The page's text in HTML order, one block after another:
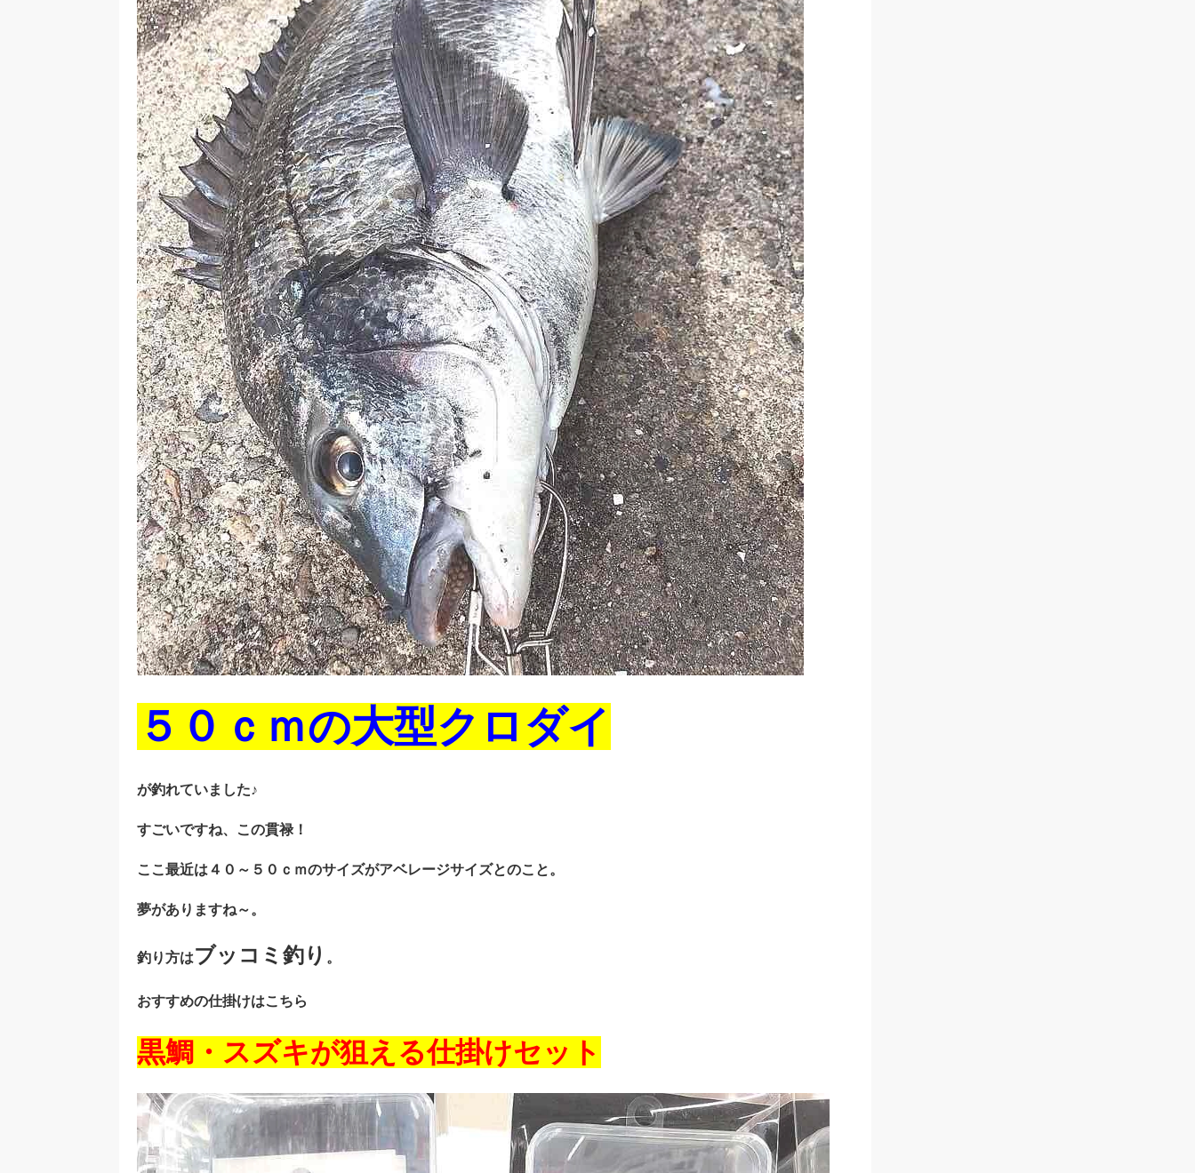
５０ｃｍの大型クロダイ
が釣れていました♪
すごいですね、この貫禄！
ここ最近は４０～５０ｃｍのサイズがアベレージサイズとのこと。
夢がありますね～。
釣り方はブッコミ釣り 。
おすすめの仕掛けはこちら
黒鯛・スズキが狙える仕掛けセット